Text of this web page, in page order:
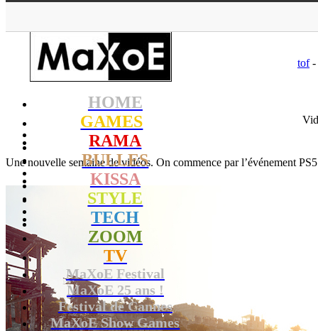
HOME
GAMES
RAMA
BULLES
KISSA
STYLE
TECH
ZOOM
TV
MaXoE Festival
MaXoE 25 ans !
Festival de Cannes
MaXoE Show Games
tof-
Une nouvelle semaine de vidéos. On commence par l’événement